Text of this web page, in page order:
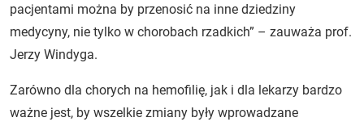
pacjentami można by przenosić na inne dziedziny
medycyny, nie tylko w chorobach rzadkich” – zauważa prof.
Jerzy Windyga.
Zarówno dla chorych na hemofilię, jak i dla lekarzy bardzo
ważne jest, by wszelkie zmiany były wprowadzane